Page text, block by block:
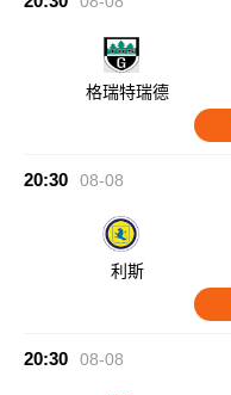
格瑞特瑞德
20:30 08-08
利斯
20:30 08-08